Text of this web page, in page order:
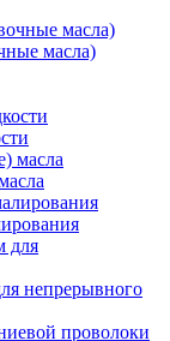
масла)
непрерывного